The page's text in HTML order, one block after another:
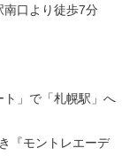
南口より徒歩7分
」で「札幌駅」へ
『モントレエーデ